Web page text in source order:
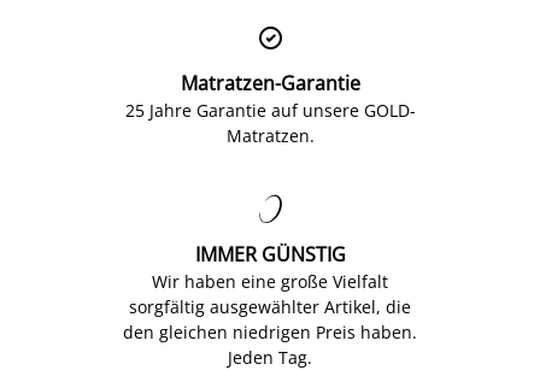

Matratzen-Garantie
25 Jahre Garantie auf unsere GOLD-
Matratzen.

IMMER GÜNSTIG
Wir haben eine große Vielfalt
sorgfältig ausgewählter Artikel, die
den gleichen niedrigen Preis haben.
Jeden Tag.